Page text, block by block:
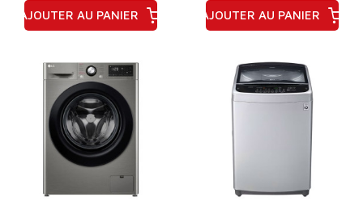
AJOUTER AU PANIER
AJOUTER AU PANIER